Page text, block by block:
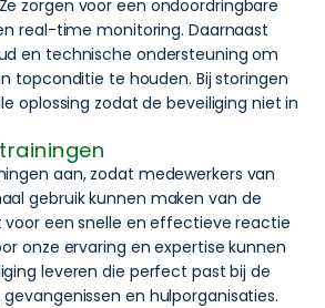
zorgen voor een ondoordringbare
real-time monitoring. Daarnaast
en technische ondersteuning om
topconditie te houden. Bij storingen
oplossing zodat de beveiliging niet in
aan, zodat medewerkers van
gebruik kunnen maken van de
voor een snelle en effectieve reactie
onze ervaring en expertise kunnen
leveren die perfect past bij de
en hulporganisaties.